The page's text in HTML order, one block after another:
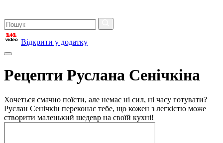
Відкрити у додатку
Рецепти Руслана Сенічкіна
Хочеться смачно поїсти, але немає ні сил, ні часу готувати?
Руслан Сенічкін переконає тебе, що кожен з легкістю може
створити маленький шедевр на своїй кухні!